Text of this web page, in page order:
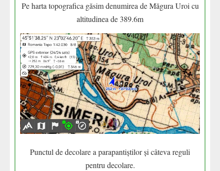
Pe harta topografica găsim denumirea de Măgura Uroi cu
altitudinea de 389.6m
Punctul de decolare a parapantiștilor și câteva reguli
pentru decolare.